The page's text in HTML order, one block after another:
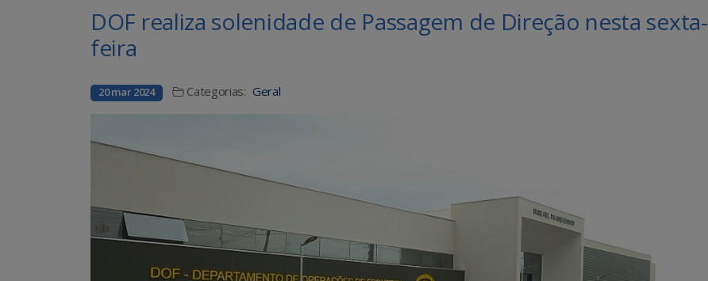
DOF realiza solenidade de Passagem de Direção nesta sexta-
feira
20 mar 2024 Categorias: Geral